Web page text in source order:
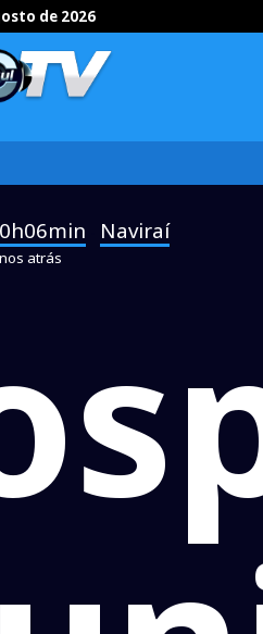
de 2026
Naviraí
atrás